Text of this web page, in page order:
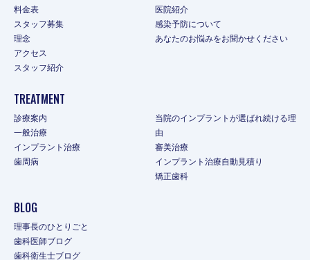
料金表
スタッフ募集
理念
アクセス
スタッフ紹介
医院紹介
感染予防について
あなたのお悩みをお聞かせください
TREATMENT
診療案内
一般治療
インプラント治療
歯周病
当院のインプラントが選ばれ続ける理
由
審美治療
インプラント治療自動見積り
矯正歯科
BLOG
理事長のひとりごと
歯科医師ブログ
歯科衛生士ブログ